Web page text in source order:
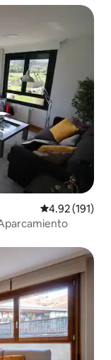
Calificación
4.92 (191)